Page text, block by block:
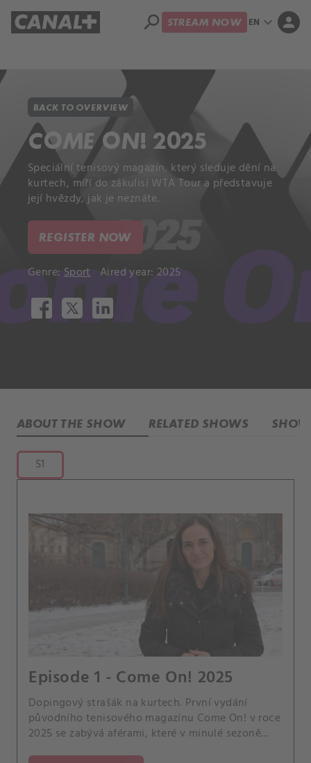
search STREAM NOW EN expand_more person
BACK TO OVERVIEW
COME ON! 2025
Speciální tenisový magazín, který sleduje dění na
kurtech, míří do zákulisí WTA Tour a představuje
její hvězdy, jak je neznáte.
REGISTER NOW
Genre:Sport Aired year: 2025
ABOUT THE SHOW RELATED SHOWS
S1
Episode 1 - Come On! 2025
Dopingový strašák na kurtech. První vydání
původního tenisového magazínu Come On! v roce
2025 se zabývá aférami, které v minulé sezoně